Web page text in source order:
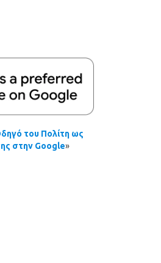
του Πολίτη ως
στην Google»